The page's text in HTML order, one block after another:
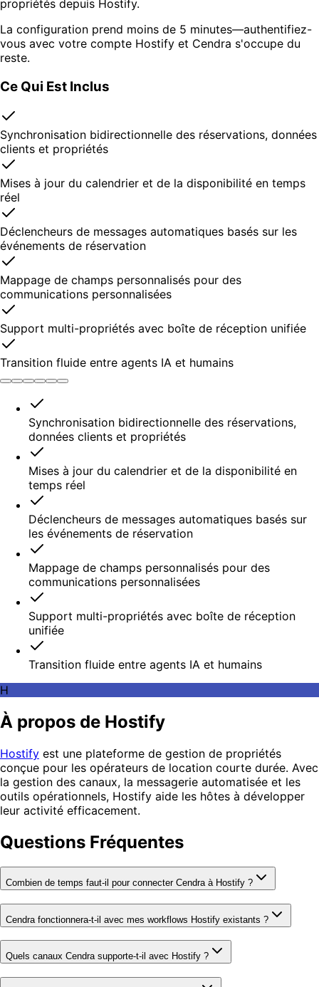
propriétés depuis Hostify.
La configuration prend moins de 5 minutes—authentifiez-
vous avec votre compte Hostify et Cendra s'occupe du
reste.
Ce Qui Est Inclus
Synchronisation bidirectionnelle des réservations, données
clients et propriétés
Mises à jour du calendrier et de la disponibilité en temps
réel
Déclencheurs de messages automatiques basés sur les
événements de réservation
Mappage de champs personnalisés pour des
communications personnalisées
Support multi-propriétés avec boîte de réception unifiée
Transition fluide entre agents IA et humains
Synchronisation bidirectionnelle des réservations,
données clients et propriétés
Mises à jour du calendrier et de la disponibilité en
temps réel
Déclencheurs de messages automatiques basés sur
les événements de réservation
Mappage de champs personnalisés pour des
communications personnalisées
Support multi-propriétés avec boîte de réception
unifiée
Transition fluide entre agents IA et humains
H
À propos de Hostify
Hostify est une plateforme de gestion de propriétés
conçue pour les opérateurs de location courte durée. Avec
la gestion des canaux, la messagerie automatisée et les
outils opérationnels, Hostify aide les hôtes à développer
leur activité efficacement.
Questions Fréquentes
Combien de temps faut-il pour connecter Cendra à Hostify ?
Cendra fonctionnera-t-il avec mes workflows Hostify existants ?
Quels canaux Cendra supporte-t-il avec Hostify ?